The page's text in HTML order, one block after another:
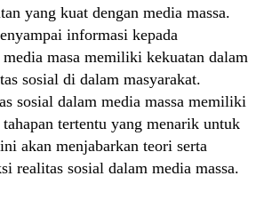
yang kuat dengan media massa.
informasi kepada
masa memiliki kekuatan dalam
sosial di dalam masyarakat.
sosial dalam media massa memiliki
tertentu yang menarik untuk
akan menjabarkan teori serta
realitas sosial dalam media massa.